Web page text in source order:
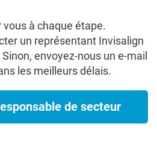
à chaque étape.
un représentant Invisalign
envoyez-nous un e-mail
les meilleurs délais.
de secteur​